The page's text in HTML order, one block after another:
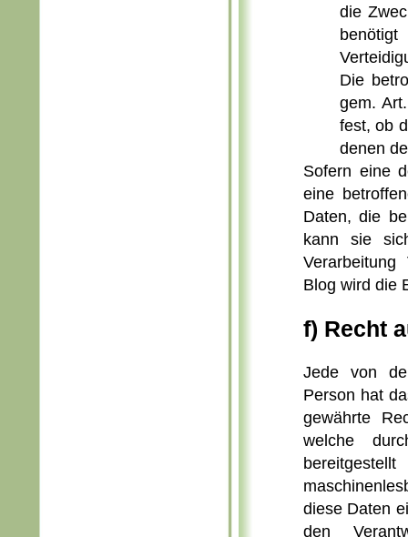
die
Die
gem.
fest, ob
denen
Sofern eine
eine
Daten, die
kann sie
Blog wird die
f) Recht
Jede von
Person hat
gewährte
welche
diese Daten
den